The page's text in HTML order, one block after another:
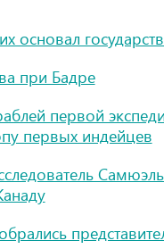
основал
при Бадре
первой
первых индейцев